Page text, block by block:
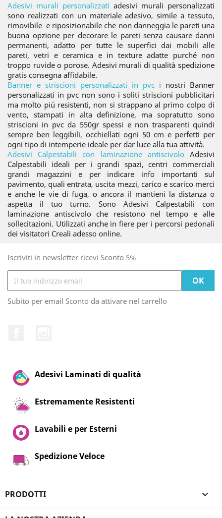
Adesivi murali personalizzati adesivi murali personalizzati
sono realizzati con un materiale adesivo, simile a tessuto,
rimovibile e riposizionabile che non danneggia le pareti una
buona opzione per decorare le pareti senza causare danni
permanenti, adatto per tutte le superfici dai mobili alle
pareti, vetri e ceramica e in texture adatte purché non
troppo ruvide o porose. Adesivi murali di qualità spedizione
gratis consegna affidabile.
Banner e striscioni personalizzati in pvc i nostri Banner
personalizzati in pvc non sono i soliti striscioni pubblicitari
ma molto piú resistenti, non si strappano al primo colpo di
vento, stampati in alta definizione, ma sopratutto sono
striscioni in pvc da 550gr spessi e non trasparenti quindi
sempre ben leggibili, occhiellati ogni 50 cm e perfetti per
ogni tipo di intemperie ideale per dar luce alla tua attività.
Adesivi Calpestabili con laminazione antiscivolo Adesivi
Calpestabili ideali per i grandi spazi, centri commerciali
grandi magazzini e per indicare info importanti sul
pavimento, quali entrata, uscita mezzi, carico e scarico merci
e anche le vie di fuga, o ancora il mantieni la distanza o
aspetta il tuo turno. Sono Adesivi Calpestabili con
laminazione antiscivolo che resistono nel tempo e alle
sollecitazioni. Utilizzati anche in fiere per i percorsi pedonali
dei visitatori Creali adesso online.
Iscriviti in newsletter ricevi Sconto 5%
Subito per email Sconto da attivare nel carrello
Adesivi Laminati di qualità
Estremamente Resistenti
Lavabili e per Esterni
Spedizione Veloce
PRODOTTI 